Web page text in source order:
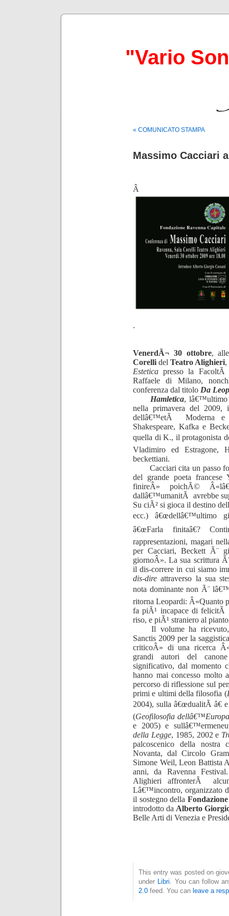
"Vario
« COMUNICATO STAMPA
Massimo Cacciari
Â
.
VenerdÃ¬ 30 ottobre,
Corelli del Teatro Alighieri,
Estetica presso la
Raffaele di Milano,
conferenza dal titolo Da
Hamletica, lâ€™ultimo
nella primavera del 2009,
dellâ€™etÃ Moderna e
Shakespeare, Kafka e
quella di K., il protagonista
Vladimiro ed Estragone,
beckettiani.
Cacciari cita un passo
del grande poeta
finireÂ» poichÃ©
dallâ€™umanitÃ avrebbe
Su ciÃ² si gioca il destino
ecc.) â€œdellâ€™ultimo
â€œFarla finitaâ€?
rappresentazioni, magari
per Cacciari, Beckett Ã¨
giornoÂ». La sua scrittura
il dis-correre in cui siamo
dis-dire attraverso la sua
nota dominante non Ã¨
ritorna Leopardi: Â«Quanto
fa piÃ¹ incapace di felicitÃ
riso, e piÃ¹ straniero al
Il volume ha
Sanctis 2009 per la
criticoÂ» di una ricerca
grandi autori del
significativo, dal momento
hanno mai concesso molto
percorso di riflessione sul
primi e ultimi della filosofia (
2004), sulla â€œdualitÃ â€
(Geofilosofia
e 2005) e
della Legge, 1985, 2002 e
palcoscenico della
Novanta, dal Circolo
Simone Weil, Leon Battista
anni, da Ravenna
Alighieri affronterÃ
Lâ€™incontro, organizzato
il sostegno della
introdotto da Alberto
Belle Arti di Venezia e
This entry was posted on
under
Libri . You can follow
2.0 feed. You can leave a